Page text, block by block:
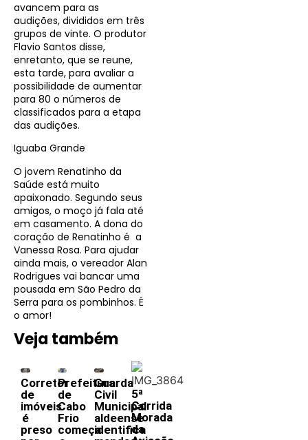
avancem para as
audições, divididos em três
grupos de vinte. O produtor
Flavio Santos disse,
enretanto, que se reune,
esta tarde, para avaliar a
possibilidade de aumentar
para 80 o números de
classificados para a etapa
das audições.
Iguaba Grande
O jovem Renatinho da
Saúde está muito
apaixonado. Segundo seus
amigos, o moço já fala até
em casamento. A dona do
coração de Renatinho é a
Vanessa Rosa. Para ajudar
ainda mais, o vereador Alan
Rodrigues vai bancar uma
pousada em São Pedro da
Serra para os pombinhos. É
o amor!
Veja também
Corretor
de
imóveis
é
preso
Prefeitura
de
Cabo
Frio
começa
Guarda
Civil
Municipal
aldeense
identifica
5ª
Corrida
Morada
da